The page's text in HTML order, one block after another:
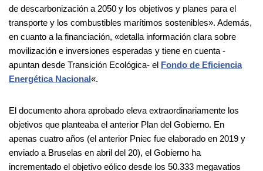
de descarbonización a 2050 y los objetivos y planes para el
transporte y los combustibles marítimos sostenibles». Además,
en cuanto a la financiación, «detalla información clara sobre
movilización e inversiones esperadas y tiene en cuenta -
apuntan desde Transición Ecológica- el Fondo de Eficiencia
Energética Nacional«.
El documento ahora aprobado eleva extraordinariamente los
objetivos que planteaba el anterior Plan del Gobierno. En
apenas cuatro años (el anterior Pniec fue elaborado en 2019 y
enviado a Bruselas en abril del 20), el Gobierno ha
incrementado el objetivo eólico desde los 50.333 megavatios